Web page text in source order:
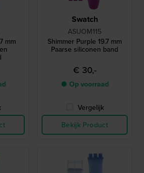
mm
Swatch
ASUOM115
Shimmer Purple 19.7 mm
Paarse siliconen band
€ 30,-
● Op voorraad
Vergelijk
Bekijk Product